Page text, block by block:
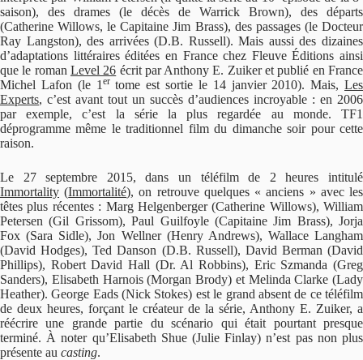
saison), des drames (le décès de Warrick Brown), des départs
(Catherine Willows, le Capitaine Jim Brass), des passages (le Docteur
Ray Langston), des arrivées (D.B. Russell). Mais aussi des dizaines
d’adaptations littéraires éditées en France chez Fleuve Éditions ainsi
que le roman Level 26 écrit par Anthony E. Zuiker et publié en France
Michel Lafon (le 1 ertome est sortie le 14 janvier 2010). Mais, Les
Experts, c’est avant tout un succès d’audiences incroyable : en 2006
par exemple, c’est la série la plus regardée au monde. TF1
déprogramme même le traditionnel film du dimanche soir pour cette
raison.
Le 27 septembre 2015, dans un téléfilm de 2 heures intitulé
Immortality (Immortalité), on retrouve quelques « anciens » avec les
têtes plus récentes : Marg Helgenberger (Catherine Willows), William
Petersen (Gil Grissom), Paul Guilfoyle (Capitaine Jim Brass), Jorja
Fox (Sara Sidle), Jon Wellner (Henry Andrews), Wallace Langham
(David Hodges), Ted Danson (D.B. Russell), David Berman (David
Phillips), Robert David Hall (Dr. Al Robbins), Eric Szmanda (Greg
Sanders), Elisabeth Harnois (Morgan Brody) et Melinda Clarke (Lady
Heather). George Eads (Nick Stokes) est le grand absent de ce téléfilm
de deux heures, forçant le créateur de la série, Anthony E. Zuiker, a
réécrire une grande partie du scénario qui était pourtant presque
terminé. À noter qu’Elisabeth Shue (Julie Finlay) n’est pas non plus
présente au casting.